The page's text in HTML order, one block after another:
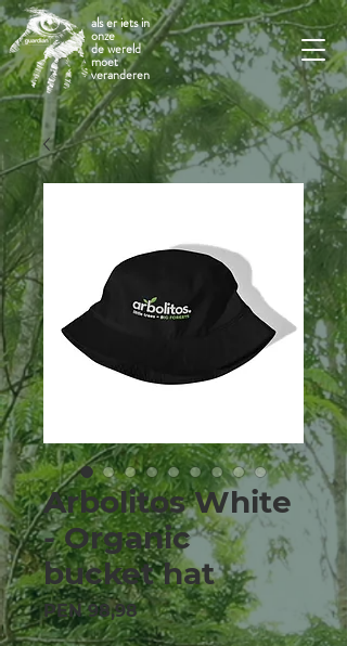
als er iets in
onze
de wereld
moet
veranderen
Arbolitos White
- Organic
bucket hat
PEN 98,98Prijs